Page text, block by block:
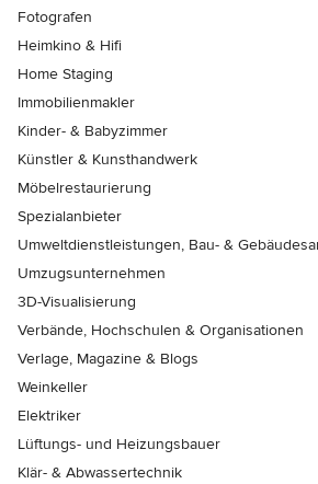
Fotografen
Heimkino & Hifi
Home Staging
Immobilienmakler
Kinder- & Babyzimmer
Künstler & Kunsthandwerk
Möbelrestaurierung
Spezialanbieter
Umweltdienstleistungen, Bau- &
Umzugsunternehmen
3D-Visualisierung
Verbände, Hochschulen & Organisationen
Verlage, Magazine & Blogs
Weinkeller
Elektriker
Lüftungs- und Heizungsbauer
Klär- & Abwassertechnik